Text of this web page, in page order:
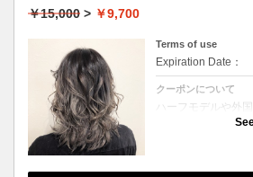
￥15,000 > ￥9,700
Terms of use
Expiration Date：
クーポンについて
ハーフモデルや外
や、鮮やかな色を
グラデーション、